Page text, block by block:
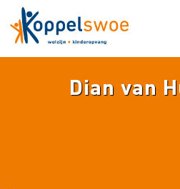
Dian van